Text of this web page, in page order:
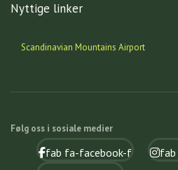
Nyttige linker
Scandinavian Mountains Airport
Følg oss i sosiale medier
fab fa-facebook-f